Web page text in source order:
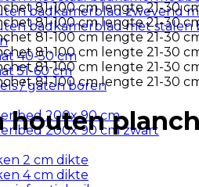
badkamerblad zwevend
badkamerblad met
40-50 cm
51-60 cm
/ gaten boren
200x 90 cm
200x 90 cm zwart
2 cm dikte
4 cm dikte
houten